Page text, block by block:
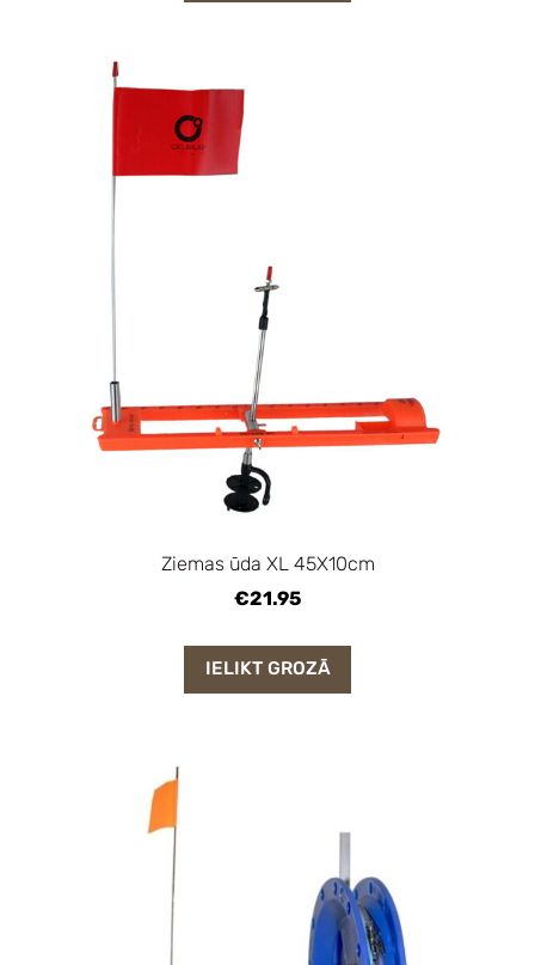
Ziemas ūda XL 45X10cm
€21.95
IELIKT GROZĀ